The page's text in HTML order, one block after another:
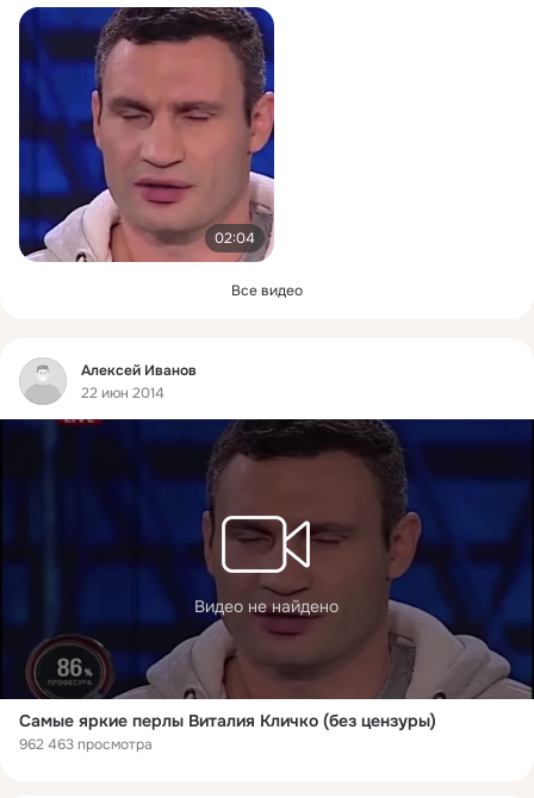
02:04
Все видео
Фид
Алексей Иванов
22 июн 2014
Видео не найдено
Самые яркие перлы Виталия Кличко (без цензуры)
962 463 просмотра